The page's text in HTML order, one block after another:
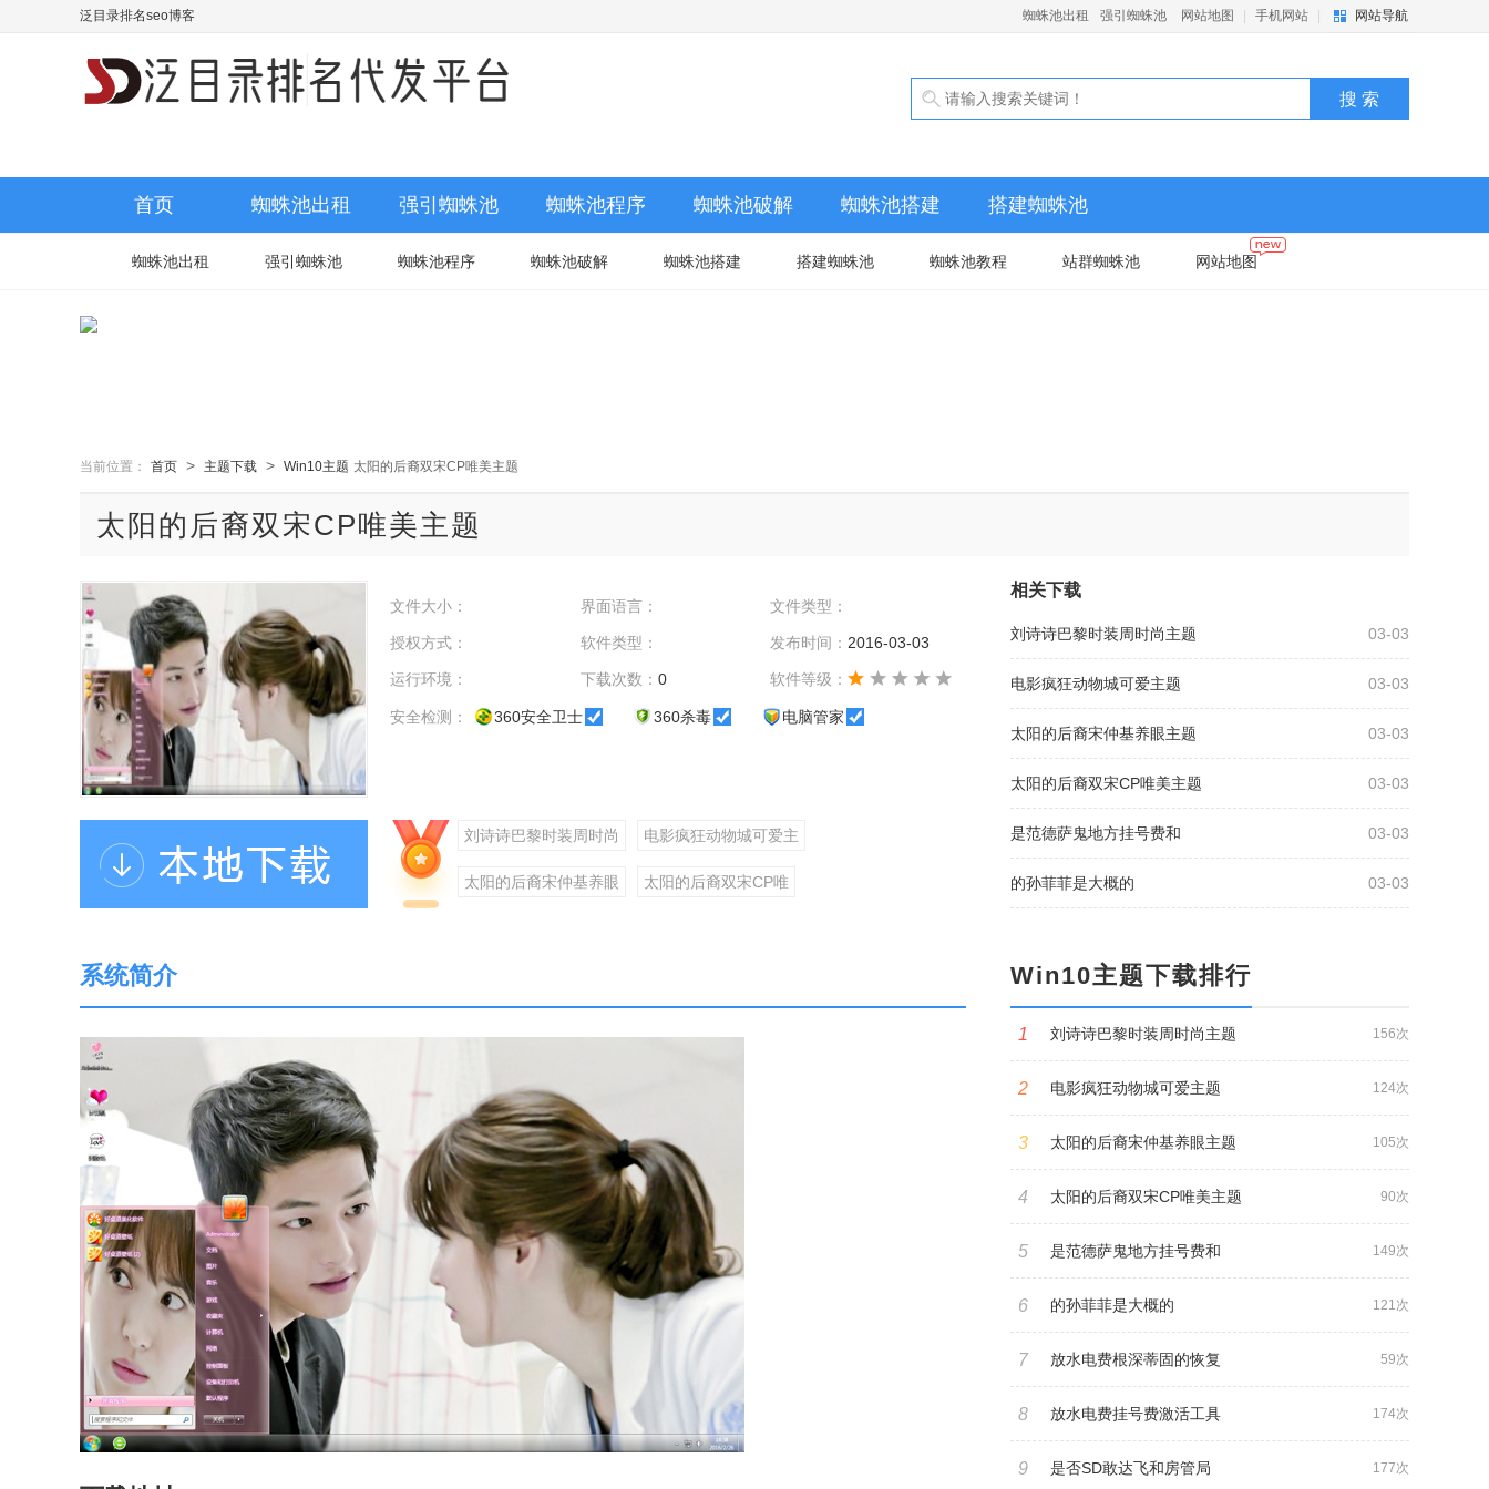
泛目录排名seo博客 蜘蛛池出租 强引蜘蛛池 网站地图 手机网站 网站导航
首页 蜘蛛池出租 强引蜘蛛池 蜘蛛池程序 蜘蛛池破解 蜘蛛池搭建 搭建蜘蛛池
蜘蛛池出租 强引蜘蛛池 蜘蛛池程序 蜘蛛池破解 蜘蛛池搭建 搭建蜘蛛池 蜘蛛池教程 站群蜘蛛池 网站地图
当前位置： 首页 > 主题下载 > Win10主题 太阳的后裔双宋CP唯美主题
太阳的后裔双宋CP唯美主题
文件大小： 界面语言： 文件类型：
授权方式： 软件类型： 发布时间： 2016-03-03
运行环境： 下载次数： 0 软件等级：
安全检测： 360安全卫士 360杀毒 电脑管家
刘诗诗巴黎时装周时尚 电影疯狂动物城可爱主
太阳的后裔宋仲基养眼 太阳的后裔双宋CP唯
系统简介
相关下载
03-03
刘诗诗巴黎时装周时尚主题
03-03
电影疯狂动物城可爱主题
03-03
太阳的后裔宋仲基养眼主题
03-03
太阳的后裔双宋CP唯美主题
03-03
是范德萨鬼地方挂号费和
03-03
的孙菲菲是大概的
Win10主题下载排行
156次
1 刘诗诗巴黎时装周时尚主题
124次
2 电影疯狂动物城可爱主题
105次
3 太阳的后裔宋仲基养眼主题
90次
4 太阳的后裔双宋CP唯美主题
149次
5 是范德萨鬼地方挂号费和
121次
6 的孙菲菲是大概的
59次
7 放水电费根深蒂固的恢复
174次
8 放水电费挂号费激活工具
177次
9 是否SD敢达飞和房管局